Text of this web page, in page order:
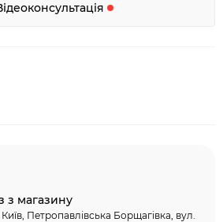
з магазину
Петропавлівська Борщагівка, вул.